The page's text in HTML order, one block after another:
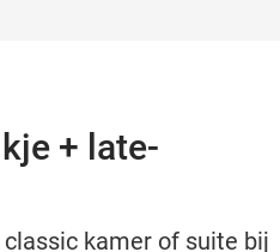
+ late-
kamer of suite bij